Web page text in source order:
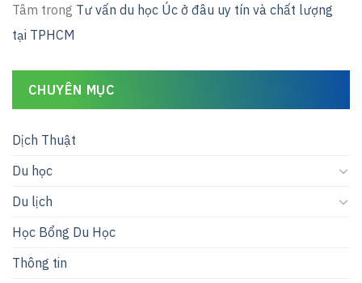
Tâm trong Tư vấn du học Úc ở đâu uy tín và chất lượng
tại TPHCM
CHUYÊN MỤC
Dịch Thuật
Du học
Du lịch
Học Bổng Du Học
Thông tin